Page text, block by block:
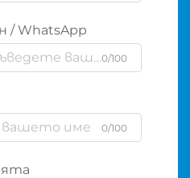
/ WhatsApp
0/100
0/100